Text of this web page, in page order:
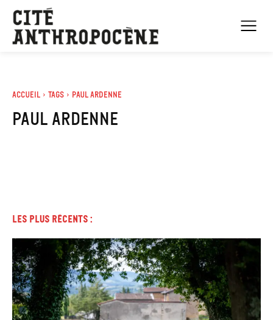
Accueil Tags Paul Ardenne
Paul Ardenne
Les plus récents :